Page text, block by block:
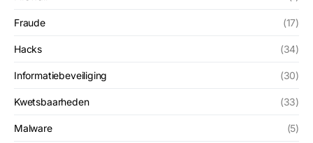
Fraude (17)
Hacks (34)
Informatiebeveiliging (30)
Kwetsbaarheden (33)
Malware (5)